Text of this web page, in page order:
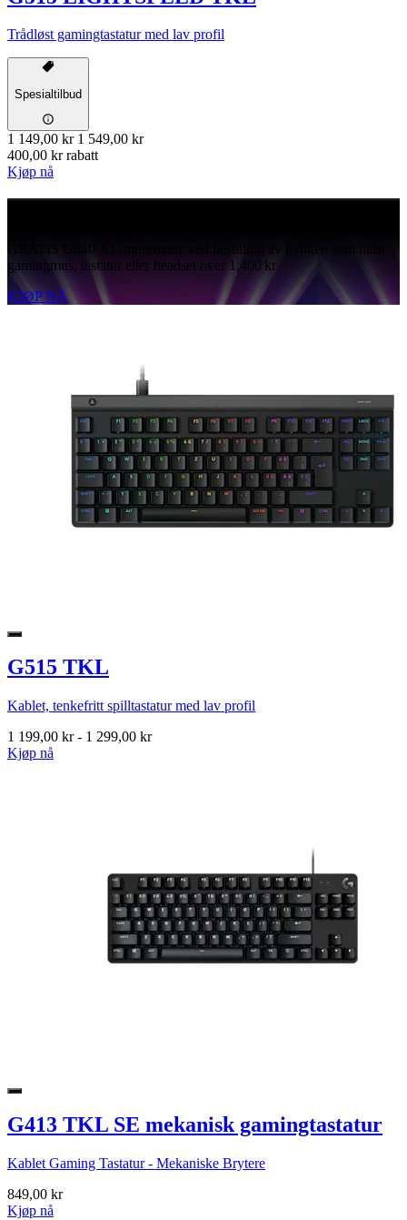
Trådløst gamingtastatur med lav profil
Spesialtilbud
1 149,00 kr 1 549,00 kr
400,00 kr rabatt
Kjøp nå
GRATIS G840 XL-musematte ved bestilling av hvilken som helst
gamingmus, tastatur eller headset over 1,400 kr
KJØP NÅ
G515 TKL
Kablet, tenkefritt spilltastatur med lav profil
1 199,00 kr- 1 299,00 kr
Kjøp nå
G413 TKL SE mekanisk gamingtastatur
Kablet Gaming Tastatur - Mekaniske Brytere
849,00 kr
Kjøp nå